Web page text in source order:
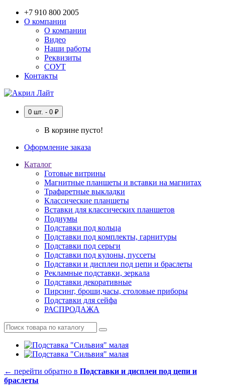
+7 910 800 2005
О компании
О компании
Видео
Наши работы
Реквизиты
СОУТ
Контакты
0 шт. - 0 ₽
В корзине пусто!
Оформление заказа
Каталог
Готовые витрины
Магнитные планшеты и вставки на магнитах
Трафаретные выкладки
Классические планшеты
Вставки для классических планшетов
Подиумы
Подставки под кольца
Подставки под комплекты, гарнитуры
Подставки под серьги
Подставки под кулоны, пуссеты
Подставки и дисплеи под цепи и браслеты
Рекламные подставки, зеркала
Подставки декоративные
Пирсинг, броши,часы, столовые приборы
Подставки для сейфа
РАСПРОДАЖА
← перейти обратно в Подставки и дисплеи под цепи и
браслеты